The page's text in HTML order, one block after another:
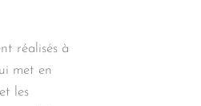
réalisés à
met en
les